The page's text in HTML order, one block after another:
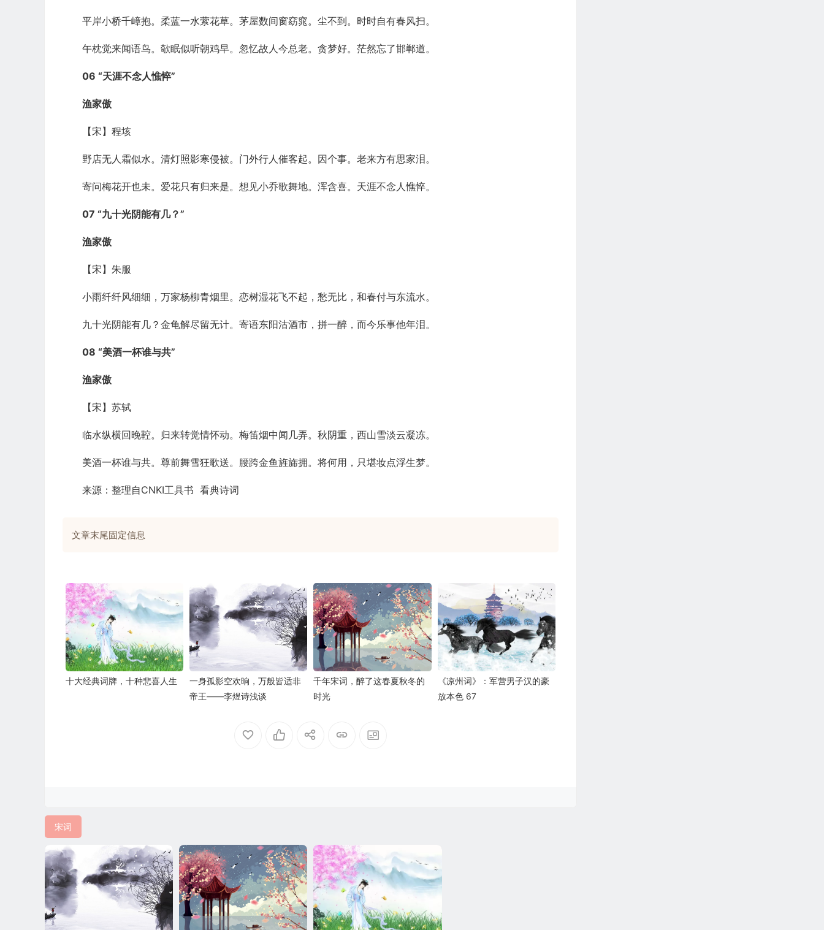
平岸小桥千嶂抱。柔蓝一水萦花草。茅屋数间窗窈窕。尘不到。时时自有春风扫。
午枕觉来闻语鸟。欹眠似听朝鸡早。忽忆故人今总老。贪梦好。茫然忘了邯郸道。
06 “天涯不念人憔悴”
渔家傲
【宋】程垓
野店无人霜似水。清灯照影寒侵被。门外行人催客起。因个事。老来方有思家泪。
寄问梅花开也未。爱花只有归来是。想见小乔歌舞地。浑含喜。天涯不念人憔悴。
07 “九十光阴能有几？”
渔家傲
【宋】朱服
小雨纤纤风细细，万家杨柳青烟里。恋树湿花飞不起，愁无比，和春付与东流水。
九十光阴能有几？金龟解尽留无计。寄语东阳沽酒市，拼一醉，而今乐事他年泪。
08 “美酒一杯谁与共”
渔家傲
【宋】苏轼
临水纵横回晚鞚。归来转觉情怀动。梅笛烟中闻几弄。秋阴重，西山雪淡云凝冻。
美酒一杯谁与共。尊前舞雪狂歌送。腰跨金鱼旌旆拥。将何用，只堪妆点浮生梦。
来源：整理自CNKI工具书 看典诗词
文章末尾固定信息
十大经典词牌，十种悲喜人生
一身孤影空欢晌，万般皆适非
帝王——李煜诗浅谈
千年宋词，醉了这春夏秋冬的
时光
《凉州词》：军营男子汉的豪
放本色 67
宋词